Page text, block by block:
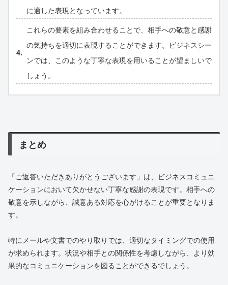
に適した表現となっています。
これらの要素を組み合わせることで、相手への敬意と感謝
の気持ちを適切に表現することができます。ビジネスシー
ンでは、このような丁寧な表現を用いることが望ましいで
しょう。
まとめ
「ご返答いただきありがとうございます」は、ビジネスコミュニ
ケーションにおいて欠かせない丁寧な感謝の表現です。相手への
敬意を示しながら、誠意ある対応を心がけることが重要となりま
す。
特にメールや文書でのやり取りでは、適切なタイミングでの使用
が求められます。状況や相手との関係性を考慮しながら、より効
果的なコミュニケーションを図ることができるでしょう。